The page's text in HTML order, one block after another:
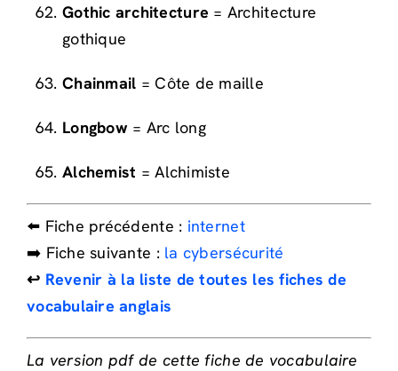
Gothic architecture = Architecture
gothique
Chainmail = Côte de maille
Longbow = Arc long
Alchemist = Alchimiste
⬅️ Fiche précédente : internet
➡️ Fiche suivante : la cybersécurité
↩️ Revenir à la liste de toutes les fiches de
vocabulaire anglais
La version pdf de cette fiche de vocabulaire